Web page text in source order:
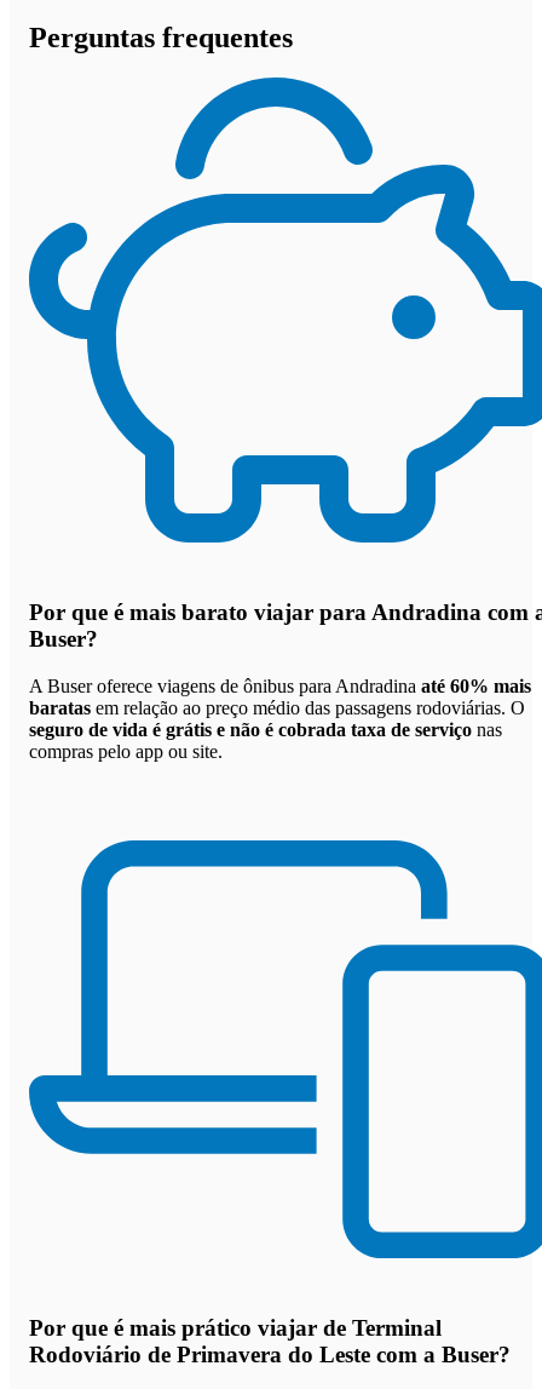
Perguntas frequentes
Por que é mais barato viajar para Andradina com
Buser?
A Buser oferece viagens de ônibus para Andradina até 60% mais
baratas em relação ao preço médio das passagens rodoviárias. O
seguro de vida é grátis e não é cobrada taxa de serviço nas
compras pelo app ou site.
Por que é mais prático viajar de Terminal
Rodoviário de Primavera do Leste com a Buser?